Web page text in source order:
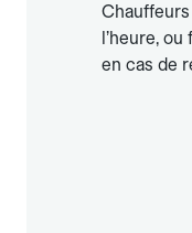
l’heure,
en cas de